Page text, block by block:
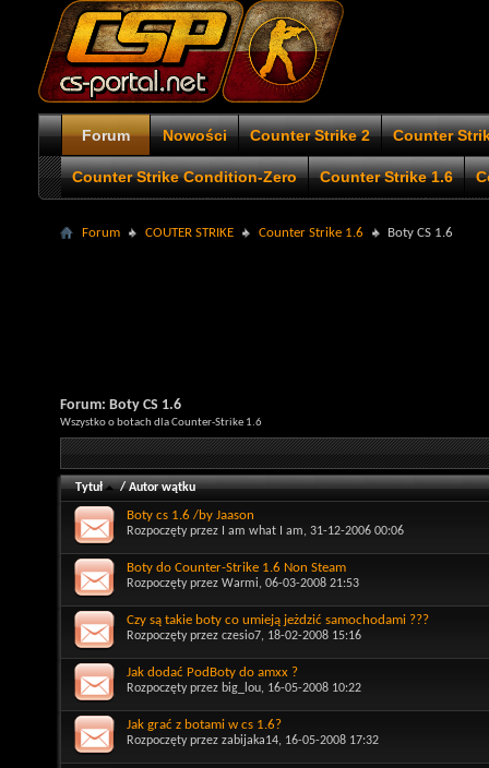
Forum Nowości Counter Strike 2 Counter
Counter Strike Condition-Zero Counter Strike 1.6
Forum COUTER STRIKE Counter Strike 1.6 Boty CS 1.6
Forum: Boty CS 1.6
Wszystko o botach dla Counter-Strike 1.6
Tytuł /Autor wątku
Boty cs 1.6 /by Jaason
Rozpoczęty przez I am what I am, 31-12-2006 00:06
Boty do Counter-Strike 1.6 Non Steam
Rozpoczęty przez Warmi, 06-03-2008 21:53
Czy są takie boty co umieją jeżdzić samochodami ???
Rozpoczęty przez czesio7, 18-02-2008 15:16
Jak dodać PodBoty do amxx ?
Rozpoczęty przez big_lou, 16-05-2008 10:22
Jak grać z botami w cs 1.6?
Rozpoczęty przez zabijaka14, 16-05-2008 17:32